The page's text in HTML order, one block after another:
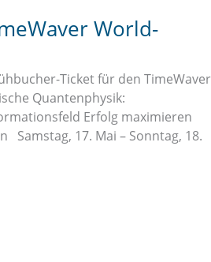
World-
Ticket für den TimeWaver
Quantenphysik:
Erfolg maximieren
Samstag, 17. Mai – Sonntag, 18.